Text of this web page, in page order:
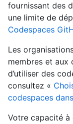
fournissant des
une limite de
Codespaces
Les
membres et aux
d’utiliser des
consultez «
codespaces
Votre capacité